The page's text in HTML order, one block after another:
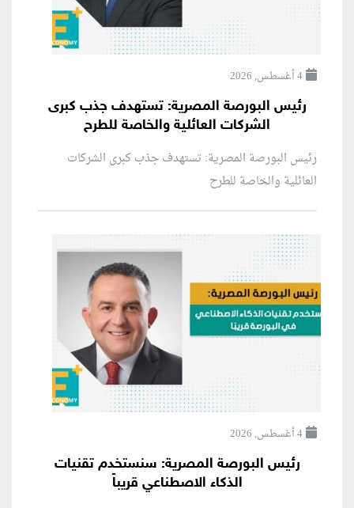
4 أغسطس, 2026
رئيس البورصة المصرية: تستهدف جذب كبرى
الشركات العائلية والخاصة للطرح
رئيس البورصة المصرية: تستهدف جذب كبرى الشركات
العائلية والخاصة للطرح
4 أغسطس, 2026
رئيس البورصة المصرية: سنستخدم تقنيات
الذكاء الاصطناعي قريباً